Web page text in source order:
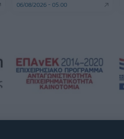
06/08/2026 - 05:00